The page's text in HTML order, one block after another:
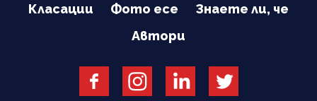
Класации
Фото есе
Знаете ли, че
Автори